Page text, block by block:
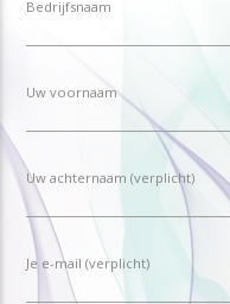
Bedrijfsnaam
Uw voornaam
Uw achternaam (verplicht)
Je e-mail (verplicht)